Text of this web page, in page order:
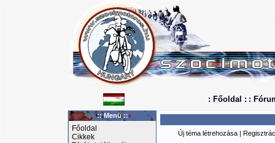
: Főoldal : :
:: Menü ::
Főoldal
Cikkek
Új téma létrehozása |